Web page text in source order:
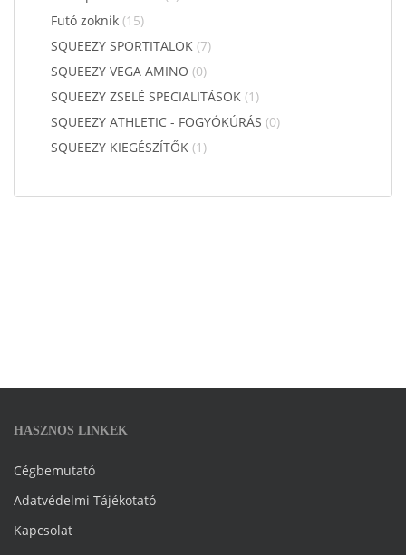
Futó zoknik (15)
SQUEEZY SPORTITALOK (7)
SQUEEZY VEGA AMINO (0)
SQUEEZY ZSELÉ SPECIALITÁSOK (1)
SQUEEZY ATHLETIC - FOGYÓKÚRÁS (0)
SQUEEZY KIEGÉSZÍTŐK (1)
HASZNOS LINKEK
Cégbemutató
Adatvédelmi Tájékotató
Kapcsolat